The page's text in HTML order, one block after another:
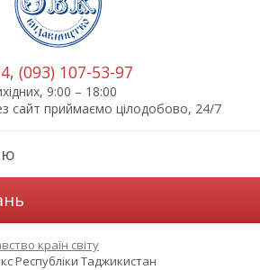
, (093) 107-53-97
9:00 – 18:00
сайт приймаємо цілодобово, 24/7
країн світу
Республіки Таджикистан